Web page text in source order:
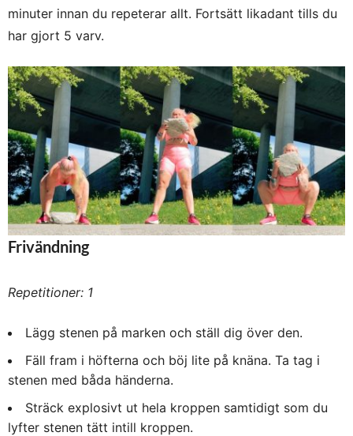
minuter innan du repeterar allt. Fortsätt likadant tills du
har gjort 5 varv.
Frivändning
Repetitioner: 1
Lägg stenen på marken och ställ dig över den.
Fäll fram i höfterna och böj lite på knäna. Ta tag i
stenen med båda händerna.
Sträck explosivt ut hela kroppen samtidigt som du
lyfter stenen tätt intill kroppen.